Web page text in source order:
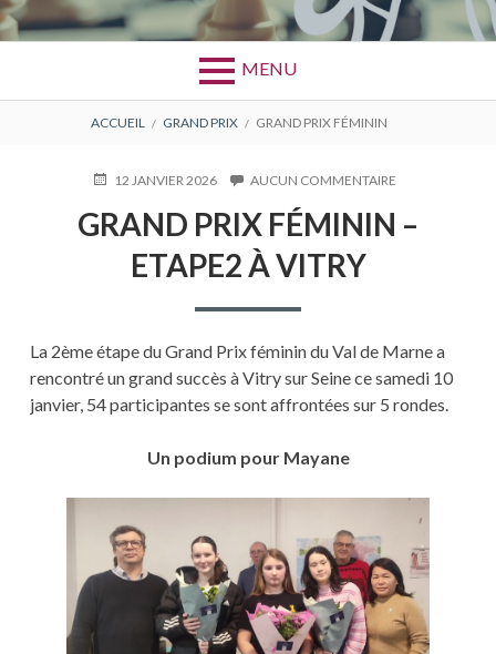
MENU
D'ARIANE
ACCUEIL GRAND PRIX GRAND PRIX FÉMININ
PUBLIÉ12 JANVIER 2026 AUCUN COMMENTAIRE
GRAND PRIX FÉMININ –
ETAPE2 À VITRY
La 2ème étape du Grand Prix féminin du Val de Marne a
rencontré un grand succès à Vitry sur Seine ce samedi 10
janvier, 54 participantes se sont affrontées sur 5 rondes.
Un podium pour Mayane